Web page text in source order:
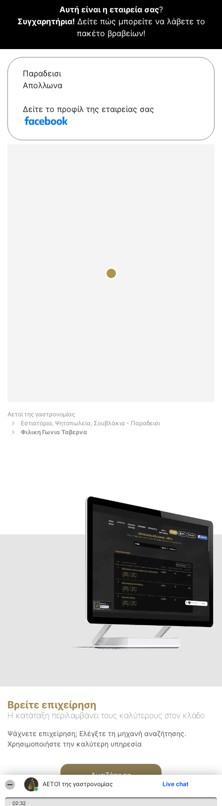
ΑΕΤΟΊ της γαστρονομίας Live chat
02:32
Αυτή είναι η εταιρεία σας?
Συγχαρητήρια! Δείτε πώς μπορείτε να λάβετε το
πακέτο βραβείων!
Παραδεισι
Απολλωνα
Δείτε το προφίλ της εταιρείας σας
Αετοί της γαστρονομίας
Εστιατόρια, Ψητοπωλεία, Σουβλάκια - Παραδεισι
Φιλικη Γωνια Ταβερνα
Βρείτε επιχείρηση
Η κατάταξη περιλαμβάνει τους καλύτερους στον κλάδο
Ψάχνετε επιχείρηση; Ελέγξτε τη μηχανή αναζήτησης.
Χρησιμοποιήστε την καλύτερη υπηρεσία
Αναζήτηση